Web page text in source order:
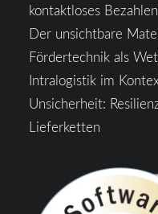
kontaktloses Bezahlen
Der unsichtbare
Fördertechnik als
Intralogistik im
Unsicherheit:
Lieferketten